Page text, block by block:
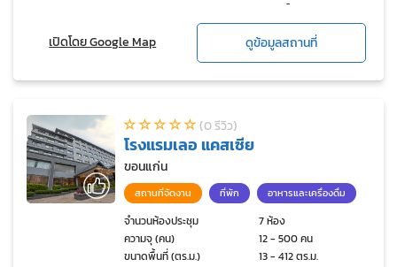
รถยนต์
เปิดโดย Google Map ดูข้อมูลสถานที่
(0 รีวิว)
โรงแรมเลอ แคสเซีย
ขอนแก่น
สถานที่จัดงาน ที่พัก อาหารและเครื่องดื่ม
จำนวนห้องประชุม
7 ห้อง
ความจุ (คน)
12 - 500 คน
ขนาดพื้นที่ (ตร.ม.)
13 - 412 ตร.ม.